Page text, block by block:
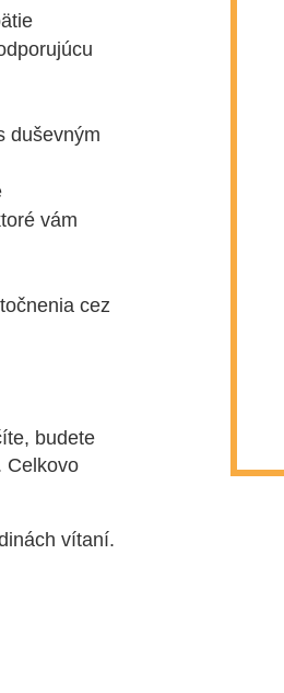
duševným
vám
cez
budete
Celkovo
vítaní.